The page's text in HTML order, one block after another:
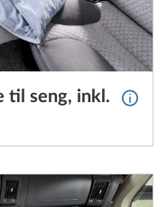
til seng, inkl.
Mer